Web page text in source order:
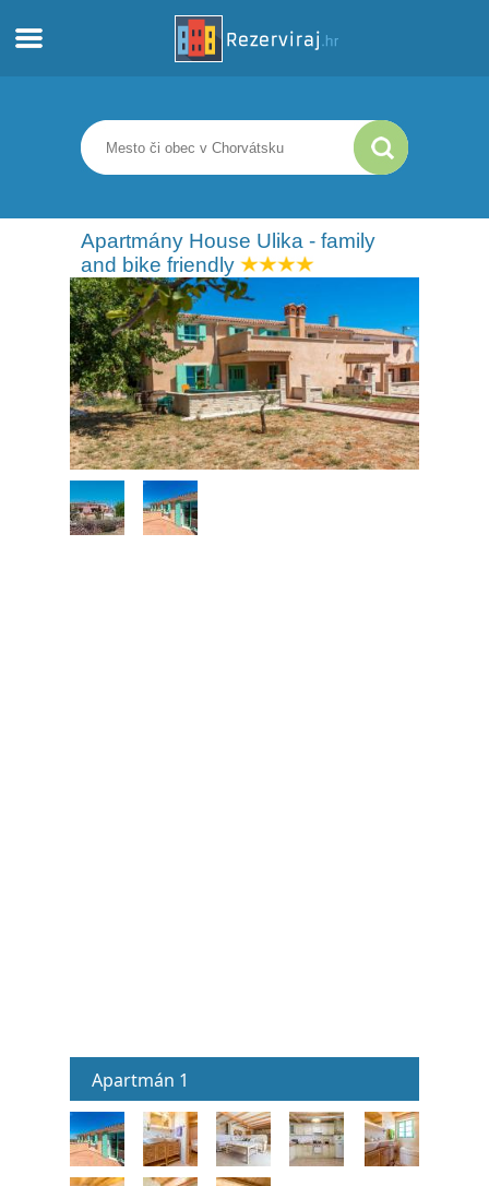
Apartmány
Turistické informácie
webcams
Zoznámte sa s Chorvátskom
Apartmány House Ulika - family
and bike friendly
Apartmán 1